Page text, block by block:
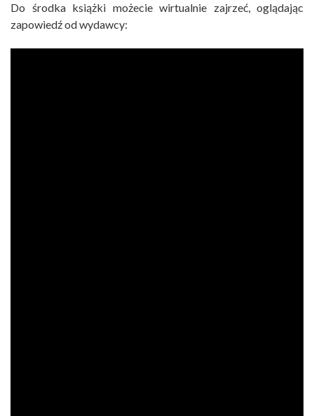
Do środka książki możecie wirtualnie zajrzeć, oglądając
zapowiedź od wydawcy: